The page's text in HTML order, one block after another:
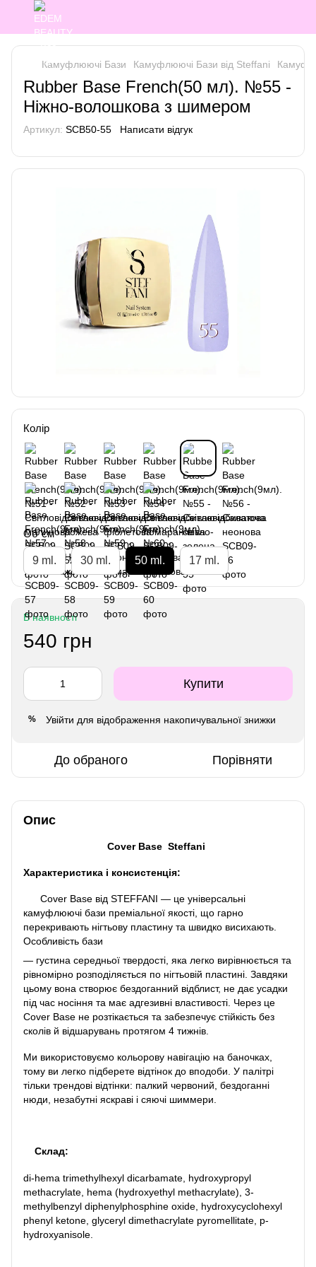
Камуфлюючі Бази Камуфлюючі Бази від Steffani
Rubber Base French(50 мл). №55 -
Ніжно-волошкова з шимером
Артикул: SCB50-55 Написати відгук
Колір
Об`єм
9 ml. 30 ml. 50 ml. 17 ml.
В наявності
540 грн
Купити
% Увійти для відображення накопичувальної знижки
До обраного Порівняти
Опис
Cover Base Steffani
Характеристика і консистенція:
Cover Base від STEFFANI — це універсальні
камуфлюючі бази преміальної якості, що гарно
перекривають нігтьову пластину та швидко висихають.
Особливість бази
— густина середньої твердості, яка легко вирівнюється та
рівномірно розподіляється по нігтьовій пластині. Завдяки
цьому вона створює бездоганний відблист, не дає усадки
під час носіння та має адгезивні властивості. Через це
Cover Base не розтікається та забезпечує стійкість без
сколів й відшарувань протягом 4 тижнів.
Ми використовуємо кольорову навігацію на баночках,
тому ви легко підберете відтінок до вподоби. У палітрі
тільки трендові відтінки: палкий червоний, бездоганні
нюди, незабутні яскраві і сяючі шиммери.
Склад:
di-hema trimethylhexyl dicarbamate, hydroxypropyl
methacrylate, hema (hydroxyethyl methacrylate), 3-
methylbenzyl diphenylphosphine oxide, hydroxycyclohexyl
phenyl ketone, glyceryl dimethacrylate pyromellitate, p-
hydroxyanisole.